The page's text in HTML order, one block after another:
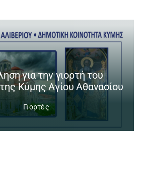
για την γιορτή του
Κύμης Αγίου Αθανασίου
Γιορτές